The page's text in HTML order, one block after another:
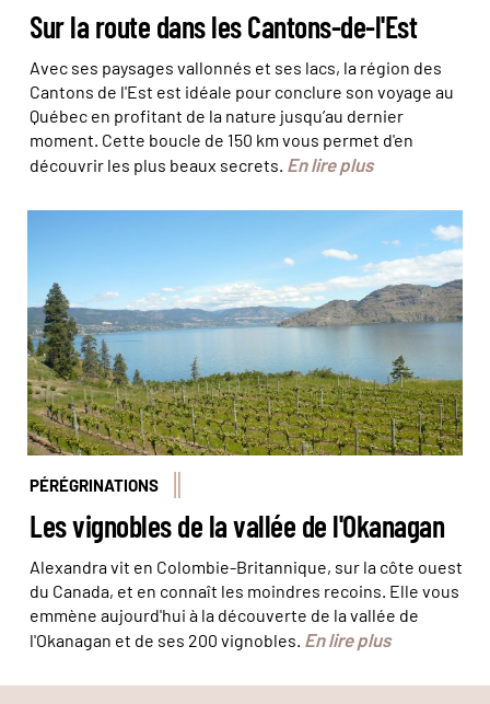
Sur la route dans les Cantons-de-l'Est
Avec ses paysages vallonnés et ses lacs, la région des
Cantons de l'Est est idéale pour conclure son voyage au
Québec en profitant de la nature jusqu’au dernier
moment. Cette boucle de 150 km vous permet d'en
découvrir les plus beaux secrets. En lire plus
PÉRÉGRINATIONS
Les vignobles de la vallée de l'Okanagan
Alexandra vit en Colombie-Britannique, sur la côte ouest
du Canada, et en connaît les moindres recoins. Elle vous
emmène aujourd'hui à la découverte de la vallée de
l'Okanagan et de ses 200 vignobles. En lire plus